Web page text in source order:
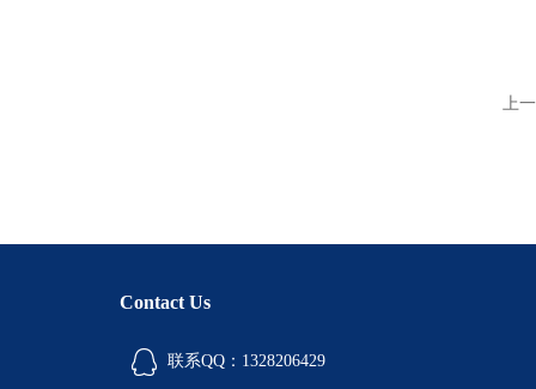
上
Contact Us
联系QQ：1328206429